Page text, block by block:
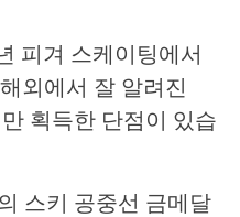
피겨 스케이팅에서
외에서 잘 알려진
획득한 단점이 있습
스키 공중선 금메달